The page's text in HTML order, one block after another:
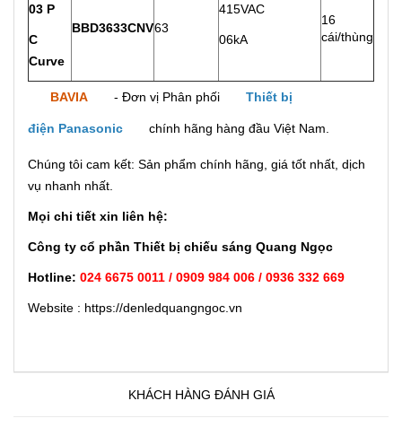
03 P
C
Curve
BBD3633CNV63
415VAC
06kA
16
cái/thùng
BAVIA - Đơn vị Phân phối Thiết bị
điện Panasonic chính hãng hàng đầu Việt Nam.
Chúng tôi cam kết: Sản phẩm chính hãng, giá tốt nhất, dịch
vụ nhanh nhất.
Mọi chi tiết xin liên hệ:
Công ty cổ phần Thiết bị chiếu sáng Quang Ngọc
Hotline: 024 6675 0011 / 0909 984 006 / 0936 332 669
Website : https://denledquangngoc.vn
KHÁCH HÀNG ĐÁNH GIÁ